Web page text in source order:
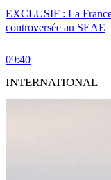
EXCLUSIF : La
controversée au SEAE
09:40
INTERNATIONAL